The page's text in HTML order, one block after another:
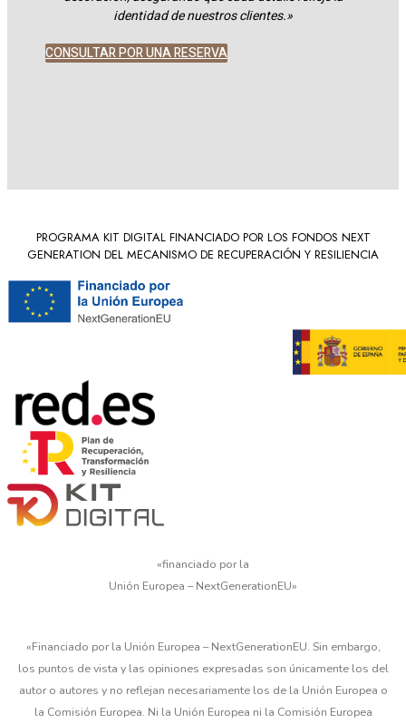
identidad de nuestros clientes.»
CONSULTAR POR UNA RESERVA
PROGRAMA KIT DIGITAL FINANCIADO POR LOS FONDOS NEXT
GENERATION DEL MECANISMO DE RECUPERACIÓN Y RESILIENCIA
«financiado por la
Unión Europea – NextGenerationEU»
«Financiado por la Unión Europea – NextGenerationEU. Sin embargo,
los puntos de vista y las opiniones expresadas son únicamente los del
autor o autores y no reflejan necesariamente los de la Unión Europea o
la Comisión Europea. Ni la Unión Europea ni la Comisión Europea